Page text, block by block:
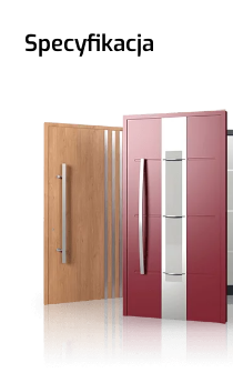
Specyfikacja